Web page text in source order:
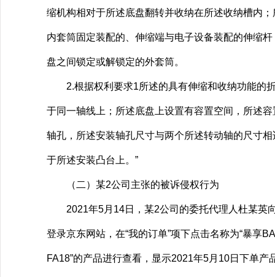
缩机构相对于所述底盘翻转并收纳在所述收纳槽内
内套筒固定装配的、伸缩端与电子设备装配的伸缩
盘之间锁定或解锁定的外套筒。
2.根据权利要求1所述的具有伸缩和收纳功能的折
于同一轴线上；所述底盘上设置有容置空间，所述
轴孔，所述安装轴孔尺寸与两个所述转动轴的尺寸
于所述安装凸台上。”
（二）某2公司主张的被诉侵权行为
2021年5月14日，某2公司的委托代理人杜某英向
登录京东网站，在“我的订单”项下点击名称为“暴享
FA18”的产品进行查看，显示2021年5月10日下单